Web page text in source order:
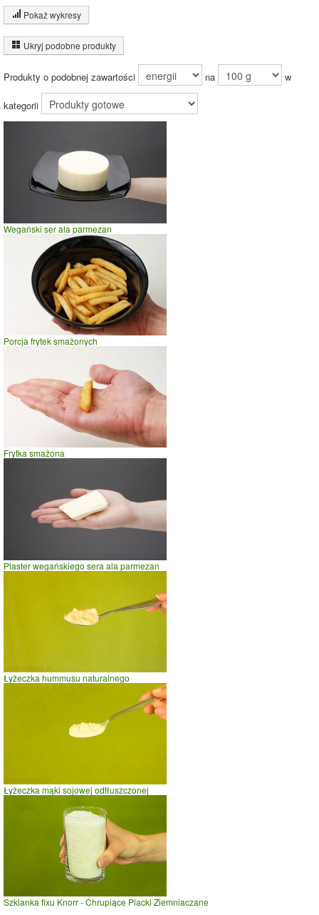
Pokaż wykresy
Wykres składu produktu
Tłuszcz (29%)
Węglowodany
(10%)
Pozostałe (56%)
29%
56%
Wykres źródeł energii produktu
(6%)
12.1%
81.8%
Czas potrzebny na spalenie porcji ze zdjęcia
kg -zobacz dla swojej wagi
jazda na rowerze
szybki taniec,trucht
spacer
prasowanie
prowadzenie samochodu
Ukryj podobne produkty
Produkty o podobnej zawartości na w
kategorii
Wegański ser ala parmezan
Porcja frytek smażonych
Frytka smażona
Plaster wegańskiego sera ala parmezan
Łyżeczka hummusu naturalnego
Łyżeczka mąki sojowej odtłuszczonej
Szklanka fixu Knorr - Chrupiące Placki Ziemniaczane